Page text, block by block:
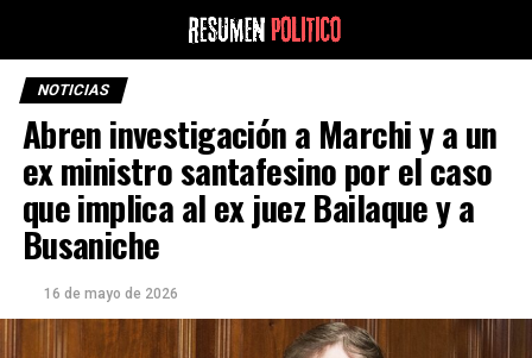
NOTICIAS
Abren investigación a Marchi y a un
ex ministro santafesino por el caso
que implica al ex juez Bailaque y a
Busaniche
16 de mayo de 2026